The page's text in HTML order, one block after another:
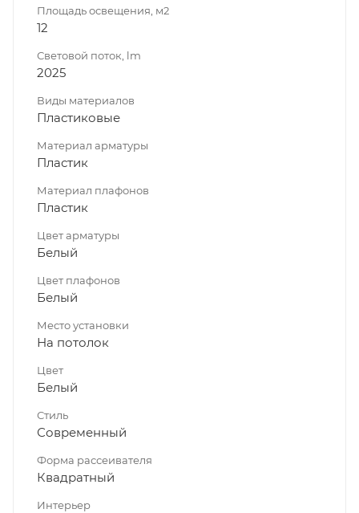
Площадь освещения, м2
12
Световой поток, lm
2025
Виды материалов
Пластиковые
Материал арматуры
Пластик
Материал плафонов
Пластик
Цвет арматуры
Белый
Цвет плафонов
Белый
Место установки
На потолок
Цвет
Белый
Стиль
Современный
Форма рассеивателя
Квадратный
Интерьер